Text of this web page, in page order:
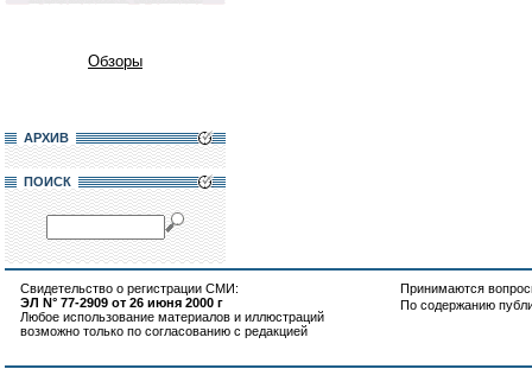
Обзоры
АРХИВ
ПОИСК
Свидетельство о регистрации СМИ:
ЭЛ N° 77-2909 от 26 июня 2000 г
Любое использование материалов и иллюстраций
возможно только по согласованию с редакцией
Принимаются
По содержанию